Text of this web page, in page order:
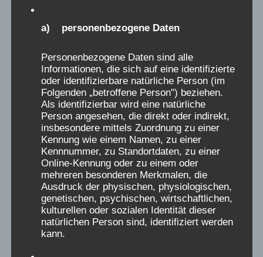
Kongress 2025
unserem Kongress 2025 so viele Beiträge
wie möglich eingestellt
a) personenbezogene Daten
Personenbezogene Daten sind alle
Informationen, die sich auf eine identifizierte
oder identifizierbare natürliche Person (im
Folgenden „betroffene Person") beziehen.
Als identifizierbar wird eine natürliche
Person angesehen, die direkt oder indirekt,
insbesondere mittels Zuordnung zu einer
Kennung wie einem Namen, zu einer
Kennnummer, zu Standortdaten, zu einer
Online-Kennung oder zu einem oder
mehreren besonderen Merkmalen, die
Ausdruck der physischen, physiologischen,
genetischen, psychischen, wirtschaftlichen,
kulturellen oder sozialen Identität dieser
natürlichen Person sind, identifiziert werden
kann.